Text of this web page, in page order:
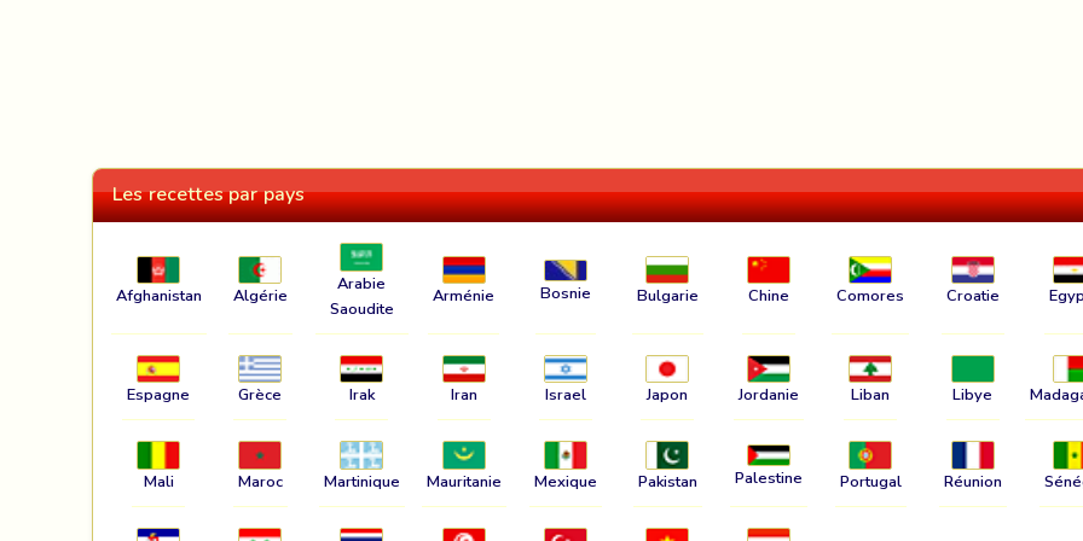
Les recettes par pays
Afghanistan Algérie
Arabie
Saoudite
Arménie Bosnie Bulgarie Chine Comores Croatie
Espagne Grèce Irak Iran Israel Japon Jordanie Liban Libye
Mali Maroc Martinique Mauritanie Mexique Pakistan Palestine Portugal Réunion